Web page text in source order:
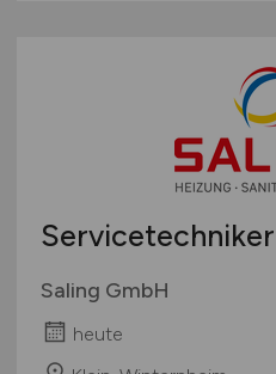
Servicetechniker
Saling GmbH
heute